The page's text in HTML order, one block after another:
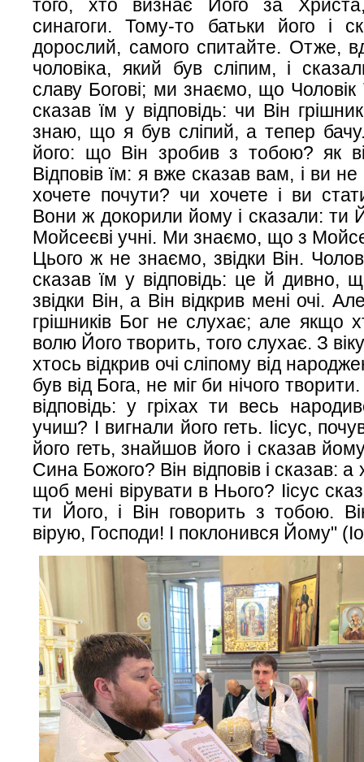
того, хто визнає Його за Христа,
синагоги. Тому-то батьки його і
дорослий, самого спитайте. Отже,
чоловіка, який був сліпим, і
славу Богові; ми знаємо, що Чоловік
сказав їм у відповідь: чи Він
знаю, що я був сліпий, а тепер
його: що Він зробив з тобою? як
Відповів їм: я вже сказав вам, і ви
хочете почути? чи хочете і ви
Вони ж докорили йому і сказали: ти
Мойсеєві учні. Ми знаємо, що з
Цього ж не знаємо, звідки Він.
сказав їм у відповідь: це й дивно,
звідки Він, а Він відкрив мені очі.
грішників Бог не слухає; але якщо
волю Його творить, того слухає. З
хтось відкрив очі сліпому від
був від Бога, не міг би нічого
відповідь: у гріхах ти весь
учиш? І вигнали його геть. Іісус,
його геть, знайшов його і сказав
Сина Божого? Він відповів і сказав: а
щоб мені вірувати в Нього? Іісус
ти Його, і Він говорить з тобою.
вірую, Господи! І поклонився Йому" (